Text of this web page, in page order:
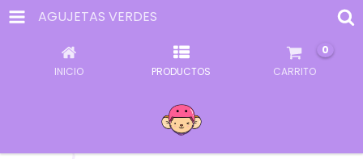
AGUJETAS VERDES
INICIO PRODUCTOS CARRITO
0